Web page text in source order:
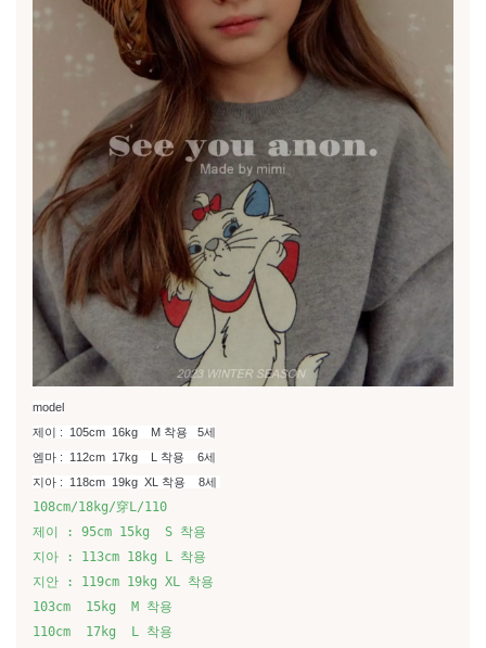
model
제이 :  105cm  16kg    M 착용   5세
엠마 :  112cm  17kg    L 착용    6세
지아 :  118cm  19kg  XL 착용    8세
108cm/18kg/穿L/110
제이 : 95cm 15kg  S 착용
지아 : 113cm 18kg L 착용
지안 : 119cm 19kg XL 착용
103cm  15kg  M 착용
110cm  17kg  L 착용